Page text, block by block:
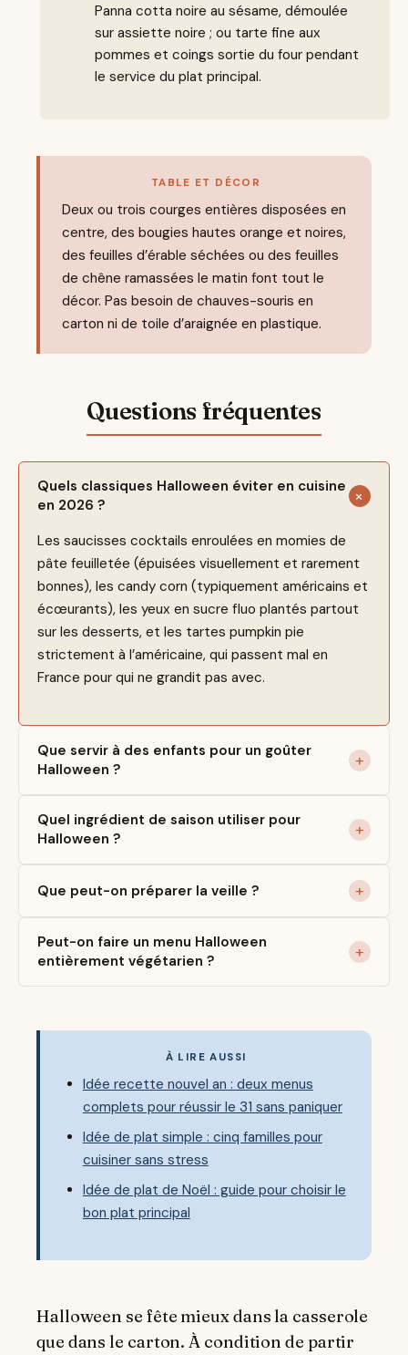
Panna cotta noire au sésame, démoulée
sur assiette noire ; ou tarte fine aux
pommes et coings sortie du four pendant
le service du plat principal.
TABLE ET DÉCOR
Deux ou trois courges entières disposées en
centre, des bougies hautes orange et noires,
des feuilles d’érable séchées ou des feuilles
de chêne ramassées le matin font tout le
décor. Pas besoin de chauves-souris en
carton ni de toile d’araignée en plastique.
Quels classiques Halloween éviter en cuisine
en 2026 ?
Les saucisses cocktails enroulées en momies de
pâte feuilletée (épuisées visuellement et rarement
bonnes), les candy corn (typiquement américains et
écœurants), les yeux en sucre fluo plantés partout
sur les desserts, et les tartes pumpkin pie
strictement à l’américaine, qui passent mal en
France pour qui ne grandit pas avec.
Que servir à des enfants pour un goûter
Halloween ?
Quel ingrédient de saison utiliser pour
Halloween ?
Que peut-on préparer la veille ?
Peut-on faire un menu Halloween
entièrement végétarien ?
À LIRE AUSSI
Idée recette nouvel an : deux menus
complets pour réussir le 31 sans paniquer
Idée de plat simple : cinq familles pour
cuisiner sans stress
Idée de plat de Noël : guide pour choisir le
bon plat principal
Halloween se fête mieux dans la casserole
que dans le carton. À condition de partir